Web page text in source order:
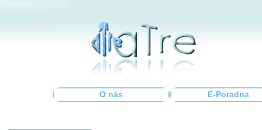
O nás E-Poradna